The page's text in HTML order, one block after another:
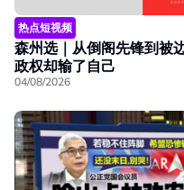
热点短视频
森州选｜从倒阁先锋到被
政权却输了自己
04/08/2026